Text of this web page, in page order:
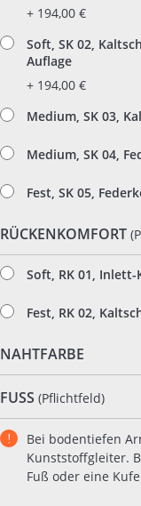
+ 194,00 €
Soft, SK 02,
Auflage
+ 194,00 €
Medium, SK 03,
Medium, SK 04,
Fest, SK 05,
RÜCKENKOMFORT
Soft, RK 01,
Fest, RK 02,
NAHTFARBE
FUSS (Pflichtfeld)
Bei bodentiefen
Kunststoffgleiter.
Fuß oder eine